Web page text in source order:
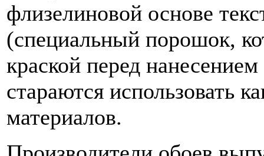
флизелиновой основе
(специальный порошок,
краской перед
стараются использовать
материалов.